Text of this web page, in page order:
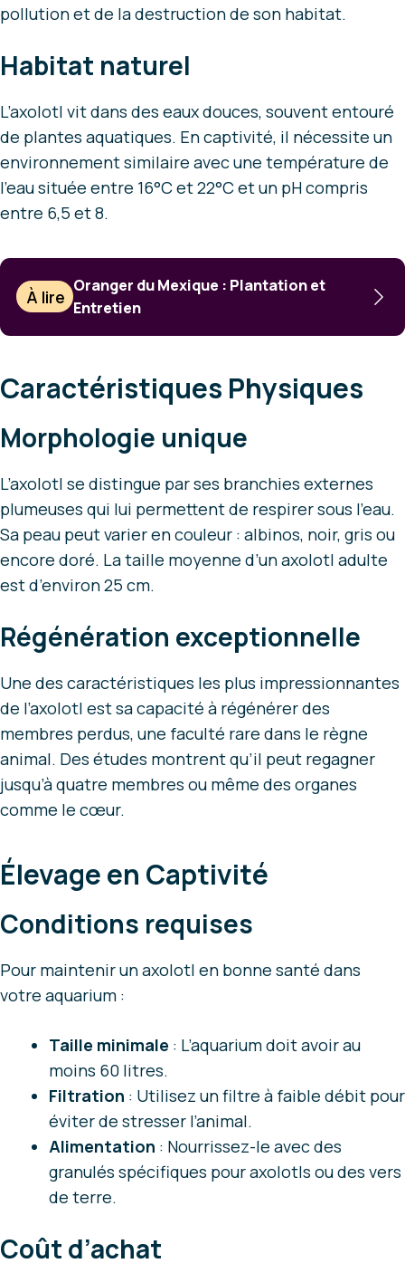
pollution et de la destruction de son habitat.
Habitat naturel
L’axolotl vit dans des eaux douces, souvent entouré
de plantes aquatiques. En captivité, il nécessite un
environnement similaire avec une température de
l’eau située entre 16°C et 22°C et un pH compris
entre 6,5 et 8.
À lire
Oranger du Mexique : Plantation et
Entretien
Caractéristiques Physiques
Morphologie unique
L’axolotl se distingue par ses branchies externes
plumeuses qui lui permettent de respirer sous l’eau.
Sa peau peut varier en couleur : albinos, noir, gris ou
encore doré. La taille moyenne d’un axolotl adulte
est d’environ 25 cm.
Régénération exceptionnelle
Une des caractéristiques les plus impressionnantes
de l’axolotl est sa capacité à régénérer des
membres perdus, une faculté rare dans le règne
animal. Des études montrent qu’il peut regagner
jusqu’à quatre membres ou même des organes
comme le cœur.
Élevage en Captivité
Conditions requises
Pour maintenir un axolotl en bonne santé dans
votre aquarium :
Taille minimale : L’aquarium doit avoir au
moins 60 litres.
Filtration : Utilisez un filtre à faible débit pour
éviter de stresser l’animal.
Alimentation : Nourrissez-le avec des
granulés spécifiques pour axolotls ou des vers
de terre.
Coût d’achat